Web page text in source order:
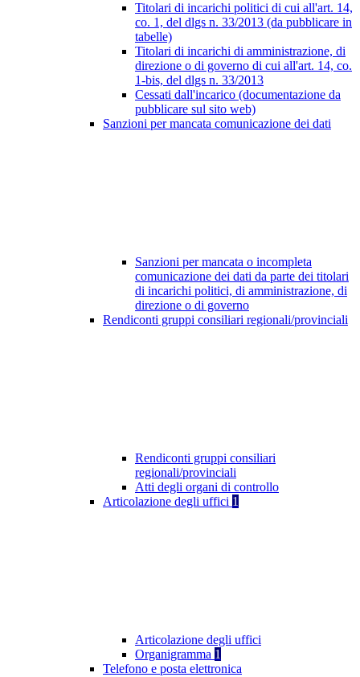
Titolari di incarichi politici di cui all'art. 14,
co. 1, del dlgs n. 33/2013 (da pubblicare in
tabelle)
Titolari di incarichi di amministrazione, di
direzione o di governo di cui all'art. 14, co.
1-bis, del dlgs n. 33/2013
Cessati dall'incarico (documentazione da
pubblicare sul sito web)
Sanzioni per mancata comunicazione dei dati
Sanzioni per mancata o incompleta
comunicazione dei dati da parte dei titolari
di incarichi politici, di amministrazione, di
direzione o di governo
Rendiconti gruppi consiliari regionali/provinciali
Rendiconti gruppi consiliari
regionali/provinciali
Atti degli organi di controllo
Articolazione degli uffici 1
Articolazione degli uffici
Organigramma 1
Telefono e posta elettronica